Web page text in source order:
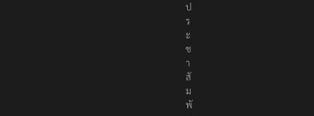
ป
ร
ะ
ช
า
สั
ม
พั